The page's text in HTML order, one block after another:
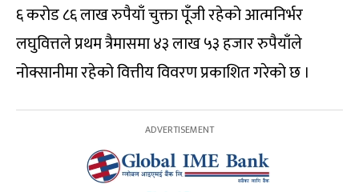
६ करोड ८६ लाख रुपैयाँ चुक्ता पूँजी रहेको आत्मनिर्भर
लघुवित्तले प्रथम त्रैमासमा ४३ लाख ५३ हजार रुपैयाँले
नोक्सानीमा रहेको वित्तीय विवरण प्रकाशित गरेको छ ।